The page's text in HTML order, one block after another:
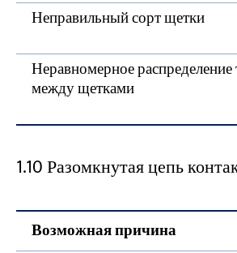
Неправильный сорт щетки
Неравномерное распределение
между щетками
1.10 Разомкнутая цепь
Возможная причина